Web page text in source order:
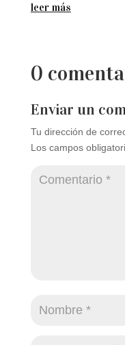
leer más
0
Enviar un
Tu dirección de
Los campos